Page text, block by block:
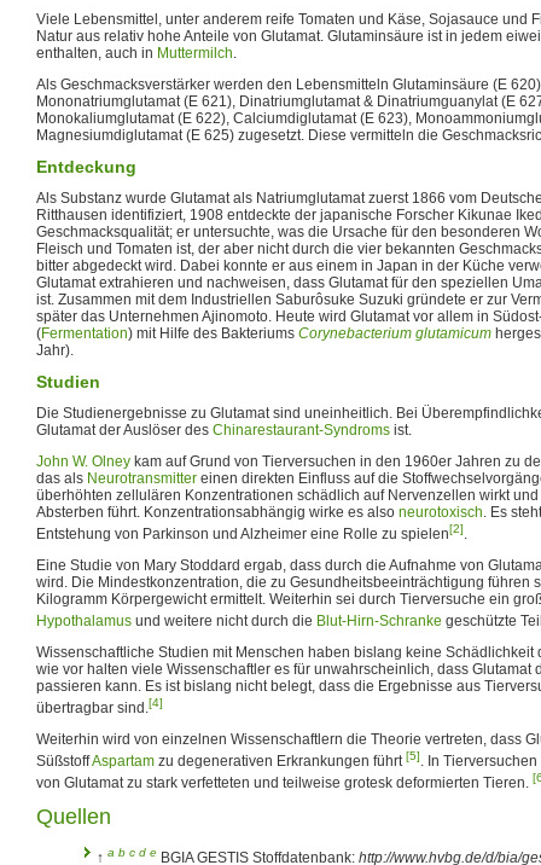
Viele Lebensmittel, unter anderem reife Tomaten und Käse, Sojasauce und
Natur aus relativ hohe Anteile von Glutamat. Glutaminsäure ist in jedem
enthalten, auch in Muttermilch.
Als Geschmacksverstärker werden den Lebensmitteln Glutaminsäure (E
Mononatriumglutamat (E 621), Dinatriumglutamat & Dinatriumguanylat (E
Monokaliumglutamat (E 622), Calciumdiglutamat (E 623),
Magnesiumdiglutamat (E 625) zugesetzt. Diese vermitteln die
Entdeckung
Als Substanz wurde Glutamat als Natriumglutamat zuerst 1866 vom
Ritthausen identifiziert, 1908 entdeckte der japanische Forscher Kikunae
Geschmacksqualität; er untersuchte, was die Ursache für den besonderen
Fleisch und Tomaten ist, der aber nicht durch die vier bekannten
bitter abgedeckt wird. Dabei konnte er aus einem in Japan in der Küche
Glutamat extrahieren und nachweisen, dass Glutamat für den speziellen
ist. Zusammen mit dem Industriellen Saburôsuke Suzuki gründete er zur
später das Unternehmen Ajinomoto. Heute wird Glutamat vor allem in
(Fermentation) mit Hilfe des Bakteriums Corynebacterium glutamicum
Jahr).
Studien
Die Studienergebnisse zu Glutamat sind uneinheitlich. Bei
Glutamat der Auslöser des Chinarestaurant-Syndroms ist.
John W. Olney kam auf Grund von Tierversuchen in den 1960er Jahren zu
das als Neurotransmitter einen direkten Einfluss auf die
überhöhten zellulären Konzentrationen schädlich auf Nervenzellen wirkt
Absterben führt. Konzentrationsabhängig wirke es also neurotoxisch. Es
Entstehung von Parkinson und Alzheimer eine Rolle zu spielen[2].
Eine Studie von Mary Stoddard ergab, dass durch die Aufnahme von
wird. Die Mindestkonzentration, die zu Gesundheitsbeeinträchtigung führen
Kilogramm Körpergewicht ermittelt. Weiterhin sei durch Tierversuche ein
Hypothalamus und weitere nicht durch die Blut-Hirn-Schranke geschützte
Wissenschaftliche Studien mit Menschen haben bislang keine Schädlichkeit
wie vor halten viele Wissenschaftler es für unwahrscheinlich, dass Glutamat
passieren kann. Es ist bislang nicht belegt, dass die Ergebnisse aus
übertragbar sind.[4]
Weiterhin wird von einzelnen Wissenschaftlern die Theorie vertreten, dass
SüßstoffAspartam zu degenerativen Erkrankungen führt[5]. In
von Glutamat zu stark verfetteten und teilweise grotesk deformierten Tieren.
Quellen
↑ a b c d e BGIA GESTIS Stoffdatenbank: http://www.hvbg.de/d/bia/